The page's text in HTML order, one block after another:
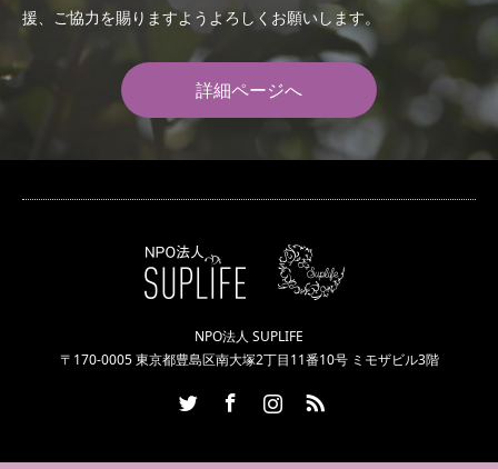
援、ご協力を賜りますようよろしくお願いします。
詳細ページへ
NPO法人 SUPLIFE
〒170-0005 東京都豊島区南大塚2丁目11番10号 ミモザビル3階